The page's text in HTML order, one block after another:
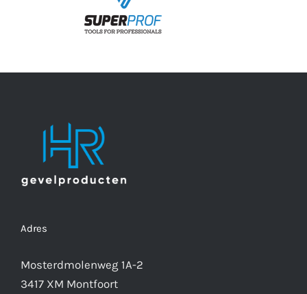
Adres
Mosterdmolenweg 1A-2
3417 XM Montfoort